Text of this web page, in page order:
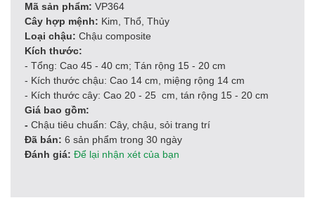
Mã sản phẩm: VP364
Cây hợp mệnh: Kim, Thổ, Thủy
Loại chậu: Chậu composite
Kích thước:
- Tổng: Cao 45 - 40 cm; Tán rộng 15 - 20 cm
- Kích thước chậu: Cao 14 cm, miệng rộng 14 cm
- Kích thước cây: Cao 20 - 25 cm, tán rộng 15 - 20 cm
Giá bao gồm:
- Chậu tiêu chuẩn: Cây, chậu, sỏi trang trí
Đã bán: 6 sản phẩm trong 30 ngày
Đánh giá: Để lại nhận xét của bạn